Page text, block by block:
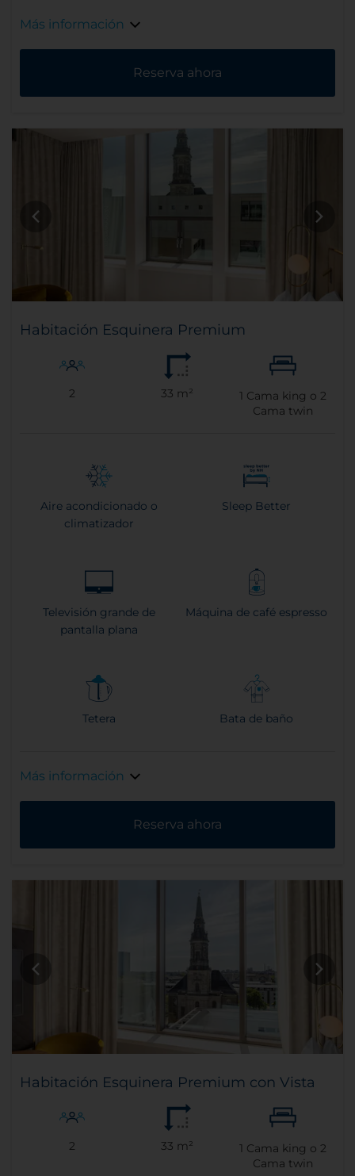
Más información
Reserva ahora
Habitación Esquinera Premium
2 33 m² 1 Cama king o 2
Cama twin
Aire acondicionado o
climatizador
Sleep Better
Televisión grande de
pantalla plana
Máquina de café espresso
Tetera Bata de baño
Más información
Reserva ahora
Habitación Esquinera Premium con Vista
2 33 m² 1 Cama king o 2
Cama twin